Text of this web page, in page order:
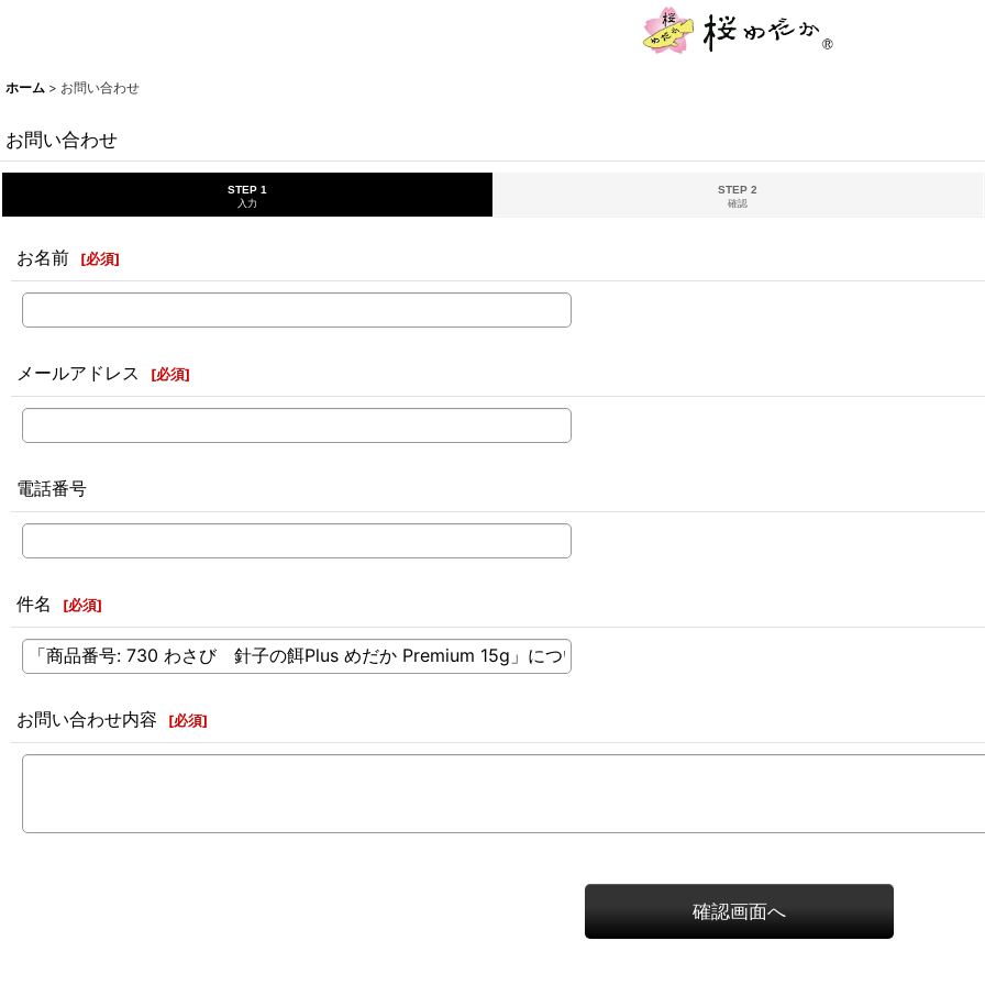
ホーム > お問い合わせ
お問い合わせ
STEP 1
入力
STEP 2
確認
お名前 [必須]
メールアドレス [必須]
電話番号
件名 [必須]
お問い合わせ内容 [必須]
確認画面へ